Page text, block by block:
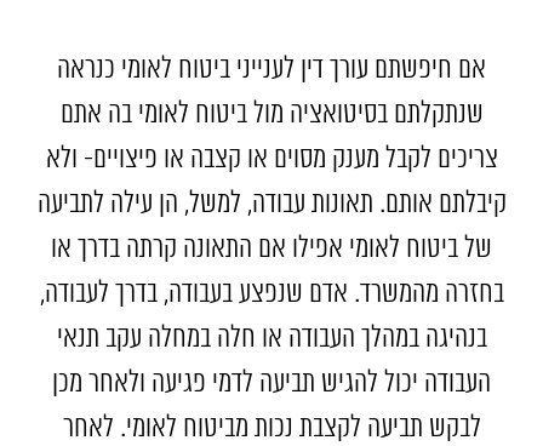
אם חיפשתם עורך דין לענייני ביטוח לאומי כנראה
שנתקלתם בסיטואציה מול ביטוח לאומי בה אתם
צריכים לקבל מענק מסוים או קצבה או פיצויים- ולא
קיבלתם אותם. תאונות עבודה, למשל, הן עילה לתביעה
של ביטוח לאומי אפילו אם התאונה קרתה בדרך או
בחזרה מהמשרד. אדם שנפצע בעבודה, בדרך לעבודה,
בנהיגה במהלך העבודה או חלה במחלה עקב תנאי
העבודה יכול להגיש תביעה לדמי פגיעה ולאחר מכן
לבקש תביעה לקצבת נכות מביטוח לאומי. לאחר